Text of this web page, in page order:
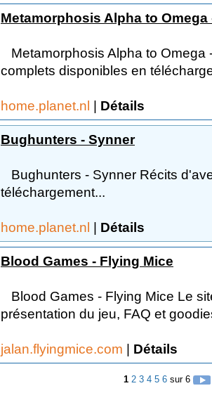
Metamorphosis Alpha to Omega
Metamorphosis Alpha to Omega
complets disponibles en
home.planet.nl | Détails
Bughunters - Synner
Bughunters - Synner Récits
téléchargement...
home.planet.nl | Détails
Blood Games - Flying Mice
Blood Games - Flying Mice Le
présentation du jeu, FAQ et
jalan.flyingmice.com | Détails
1 2 3 4 5 6 sur 6